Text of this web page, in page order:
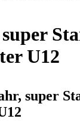
U12
super